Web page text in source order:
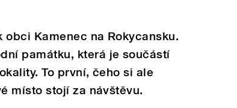
Kamenec na Rokycansku.
památku, která je součástí
To první, čeho si ale
místo stojí za návštěvu.